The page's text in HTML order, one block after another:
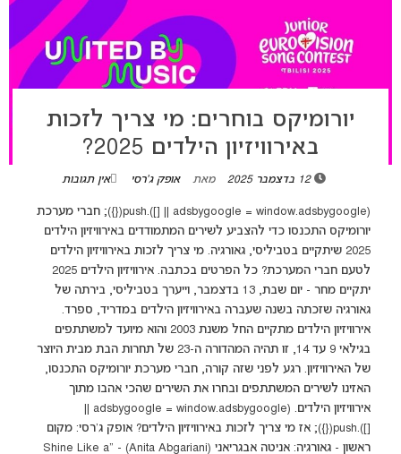
יורומיקס בוחרים: מי צריך לזכות
באירוויזיון הילדים 2025?
12 בדצמבר 2025 מאת אופק ג'רסי אין תגובות
(adsbygoogle = window.adsbygoogle || []).push({}); חברי מערכת
יורומיקס התכנסו כדי להצביע לשירים המתמודדים באירוויזיון הילדים
2025 שיתקיים בטביליסי, גאורגיה. מי צריך לזכות באירוויזיון הילדים
לטעם חברי המערכת? כל הפרטים בכתבה. אירוויזיון הילדים 2025
יתקיים מחר - יום שבת, 13 בדצמבר, וייערך בטביליסי, בירתה של
גאורגיה שזכתה בשנה שעברה באירוויזיון הילדים במדריד, ספרד.
אירוויזיון הילדים מתקיים החל משנת 2003 והוא מיועד למשתתפים
בגילאי 9 עד 14, זו תהיה המהדורה ה-23 של תחרות הבת מבית היוצר
של האירוויזיון. רגע לפני שזה קורה, חברי מערכת יורומיקס התכנסו,
האזינו לשירים המשתתפים ובחרו את השירים שהכי אהבו מתוך
[]).push({}); אז מי צריך לזכות באירוויזיון הילדים? אופק ג'רסי: מקום
ראשון - גאורגיה: אניטה אבגריאני (Anita Abgariani) - "Shine Like a